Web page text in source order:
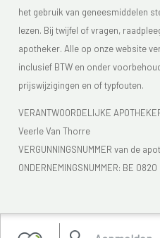
het gebruik van geneesmiddelen
lezen. Bij twijfel of vragen,
apotheker. Alle op onze website
inclusief BTW en onder
prijswijzigingen en of typfouten.
VERANTWOORDELIJKE
Veerle Van Thorre
VERGUNNINGSNUMMER van de
ONDERNEMINGSNUMMER: BE 0820
Je vindt Apotheek Verbeke - Van